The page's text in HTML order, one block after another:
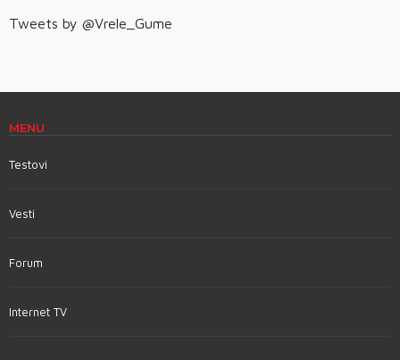
Tweets by @Vrele_Gume
MENU
Testovi
Vesti
Forum
Internet TV